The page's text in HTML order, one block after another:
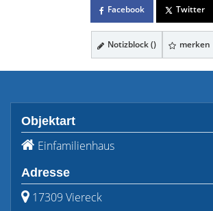
Facebook Twitter
Notizblock () merken
Objektart
Einfamilienhaus
Adresse
17309 Viereck